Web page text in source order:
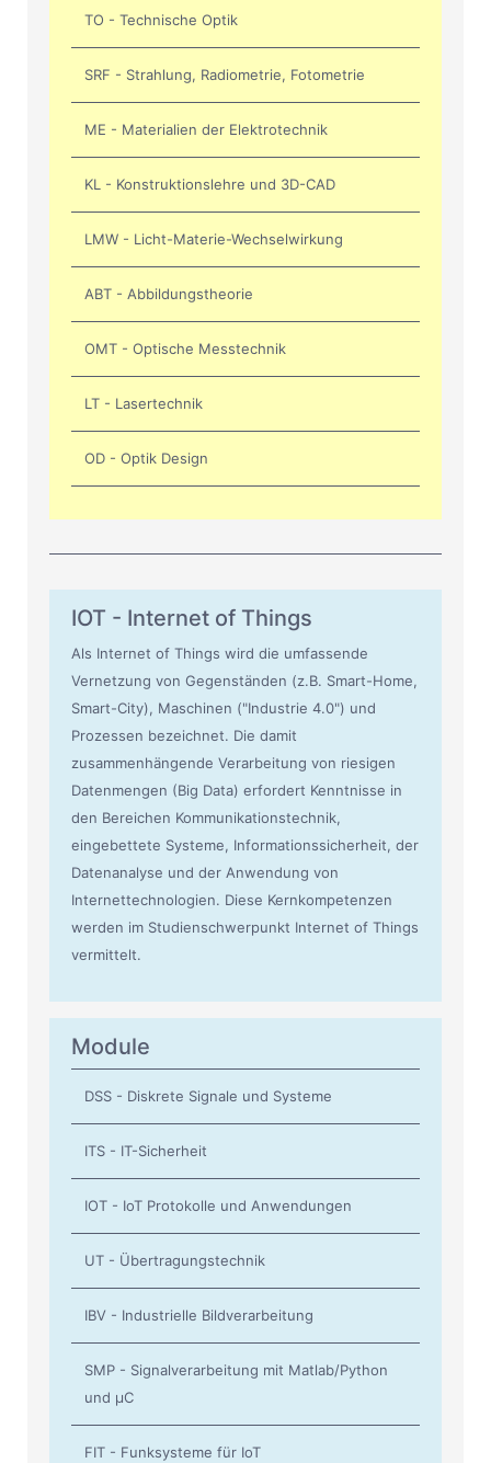
TO - Technische Optik
SRF - Strahlung, Radiometrie, Fotometrie
ME - Materialien der Elektrotechnik
KL - Konstruktionslehre und 3D-CAD
LMW - Licht-Materie-Wechselwirkung
ABT - Abbildungstheorie
OMT - Optische Messtechnik
LT - Lasertechnik
OD - Optik Design
IOT - Internet of Things
Als Internet of Things wird die umfassende
Vernetzung von Gegenständen (z.B. Smart-Home,
Smart-City), Maschinen ("Industrie 4.0") und
Prozessen bezeichnet. Die damit
zusammenhängende Verarbeitung von riesigen
Datenmengen (Big Data) erfordert Kenntnisse in
den Bereichen Kommunikationstechnik,
eingebettete Systeme, Informationssicherheit, der
Datenanalyse und der Anwendung von
Internettechnologien. Diese Kernkompetenzen
werden im Studienschwerpunkt Internet of Things
vermittelt.
Module
DSS - Diskrete Signale und Systeme
ITS - IT-Sicherheit
IOT - IoT Protokolle und Anwendungen
UT - Übertragungstechnik
IBV - Industrielle Bildverarbeitung
SMP - Signalverarbeitung mit Matlab/Python
und µC
FIT - Funksysteme für IoT